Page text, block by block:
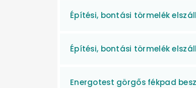
Építési, bontási törmelék
Építési, bontási törmelék
Energotest görgős fékpad